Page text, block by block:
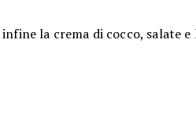
la crema di cocco, salate e